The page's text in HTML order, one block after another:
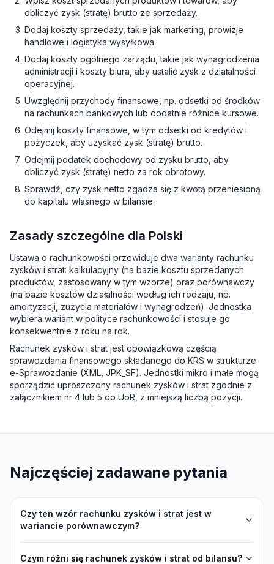
obliczyć zysk (stratę) brutto ze sprzedaży.
Dodaj koszty sprzedaży, takie jak marketing, prowizje
handlowe i logistyka wysyłkowa.
Dodaj koszty ogólnego zarządu, takie jak wynagrodzenia
administracji i koszty biura, aby ustalić zysk z działalności
operacyjnej.
Uwzględnij przychody finansowe, np. odsetki od środków
na rachunkach bankowych lub dodatnie różnice kursowe.
Odejmij koszty finansowe, w tym odsetki od kredytów i
pożyczek, aby uzyskać zysk (stratę) brutto.
Odejmij podatek dochodowy od zysku brutto, aby
obliczyć zysk (stratę) netto za rok obrotowy.
Sprawdź, czy zysk netto zgadza się z kwotą przeniesioną
do kapitału własnego w bilansie.
Zasady szczególne dla Polski
Ustawa o rachunkowości przewiduje dwa warianty rachunku
zysków i strat: kalkulacyjny (na bazie kosztu sprzedanych
produktów, zastosowany w tym wzorze) oraz porównawczy
(na bazie kosztów działalności według ich rodzaju, np.
amortyzacji, zużycia materiałów i wynagrodzeń). Jednostka
wybiera wariant w polityce rachunkowości i stosuje go
konsekwentnie z roku na rok.
Rachunek zysków i strat jest obowiązkową częścią
sprawozdania finansowego składanego do KRS w strukturze
e-Sprawozdanie (XML, JPK_SF). Jednostki mikro i małe mogą
sporządzić uproszczony rachunek zysków i strat zgodnie z
załącznikiem nr 4 lub 5 do UoR, z mniejszą liczbą pozycji.
Najczęściej zadawane pytania
Czy ten wzór rachunku zysków i strat jest w
wariancie porównawczym?
Czym różni się rachunek zysków i strat od bilansu?